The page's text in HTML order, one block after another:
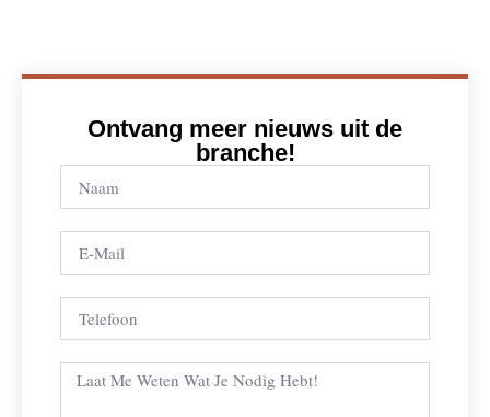
Ontvang meer nieuws uit de
branche!